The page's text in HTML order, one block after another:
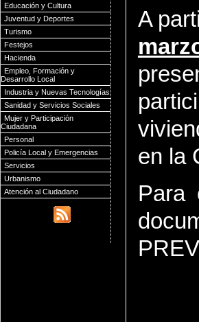
Educación y Cultura
Juventud y Deportes
Turismo
Festejos
Hacienda
Empleo, Formación y
Desarrollo Local
Industria y Nuevas Tecnologías
Sanidad y Servicios Sociales
Mujer y Participación
Ciudadana
Personal
Policía Local y Emergencias
Servicios
Urbanismo
Atención al Ciudadano
A
en la
Para